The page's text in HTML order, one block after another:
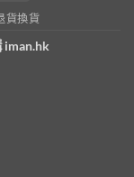
貨換貨
iman.hk